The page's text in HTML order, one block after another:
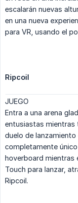
escalarán nuevas
en una nueva
para VR, usando el
Ripcoil
JUEGO
Entra a una arena
entusiastas mientras
duelo de
completamente
hoverboard mientras
Touch para lanzar,
Ripcoil.